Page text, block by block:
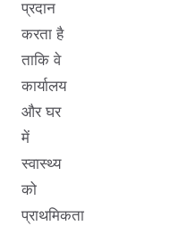
प्रदान
करता है
ताकि वे
कार्यालय
और घर
में
स्वास्थ्य
को
प्राथमिकता